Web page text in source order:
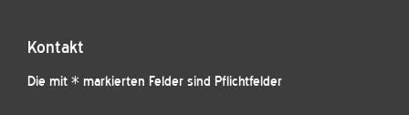
Kontakt
Die mit * markierten Felder sind Pflichtfelder